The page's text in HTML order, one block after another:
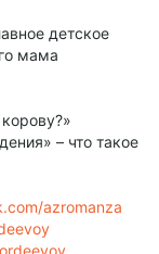
детское
мама
– что такое
azromanza